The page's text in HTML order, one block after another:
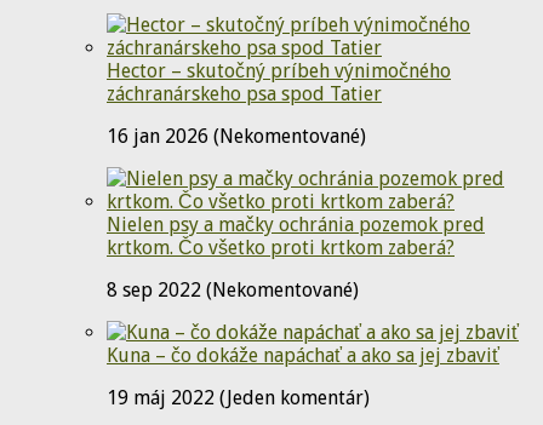
Hector – skutočný príbeh výnimočného
záchranárskeho psa spod Tatier
16 jan 2026 (Nekomentované)
Nielen psy a mačky ochránia pozemok pred
krtkom. Čo všetko proti krtkom zaberá?
8 sep 2022 (Nekomentované)
Kuna – čo dokáže napáchať a ako sa jej zbaviť
19 máj 2022 (Jeden komentár)